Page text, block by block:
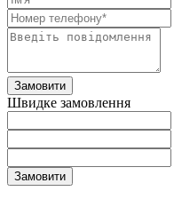
Замовити
Швидке замовлення